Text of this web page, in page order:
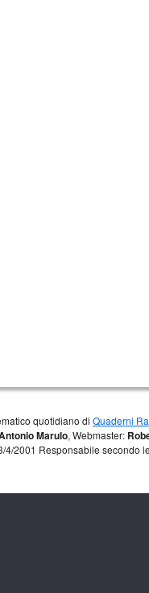
quotidiano di Quaderni
Marulo, Webmaster:
4/2001 Responsabile secondo